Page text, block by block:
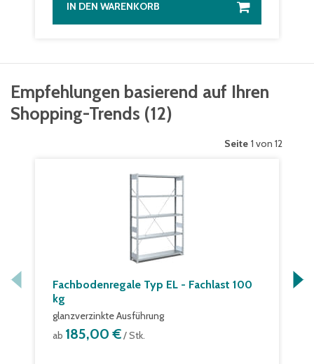
IN DEN WARENKORB
Empfehlungen basierend auf Ihren
Shopping-Trends (12)
Seite 1 von 12
Fachbodenregale Typ EL - Fachlast 100
kg
glanzverzinkte Ausführung
ab 185,00 €/ Stk.